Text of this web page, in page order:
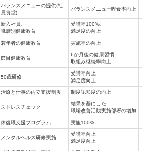
バランスメニューの提供(社
員食堂)
バランスメニュー喫食率向上
新入社員、
職層別健康教育
受講率100%、
満足度の向上
若年者の健康教育 実施率の向上
節目健康教育
6か月後の健康習慣
取組み継続率向上
50歳研修
受講率向上
満足度向上
治療と仕事の両立支援制度 制度認知度の向上
ストレスチェック
結果を基にした
職場改善活動実施部署の増加
休復職支援プログラム 実施100%
メンタルヘルス研修実施
受講率向上
満足度向上